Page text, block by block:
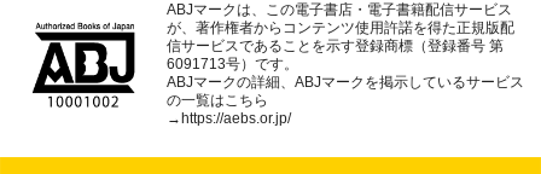
ABJマークは、この電子書店・電子書籍配信サービス
が、著作権者からコンテンツ使用許諾を得た正規版配
信サービスであることを示す登録商標（登録番号 第
6091713号）です。
ABJマークの詳細、ABJマークを掲示しているサービス
の一覧はこちら
→ https://aebs.or.jp/